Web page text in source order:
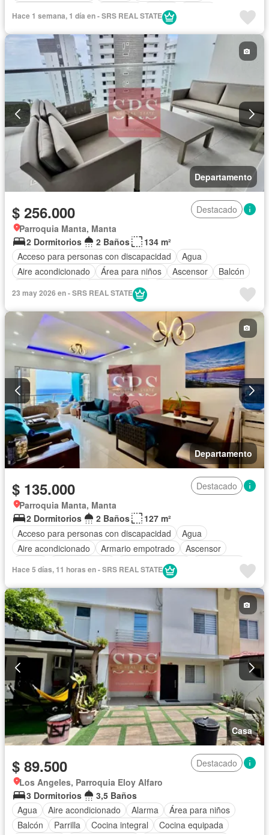
Balcón
Cocina equipada
Electricidad
Estacionamiento
Gimnasio
Garita de guardianía
Internet Jacuzzi
Patio
Piscina
Conserje Seguridad
Terraza
Vista panorámica
Wifi Completamente amoblado
Hace 1 semana, 1 día en - SRS REAL STATE
Departamento
$ 256.000
Destacado
Parroquia Manta, Manta
2 Dormitorios
2 Baños
134 m²
Acceso para personas con discapacidad
Agua
Aire acondicionado
Área para niños Ascensor
Balcón
Cocina integral
Electricidad
Estacionamiento
Gimnasio
Garita de guardianía
Internet Jacuzzi Jardín
Piscina
Seguridad
Terraza
Vista panorámica
Completamente amoblado
23 may 2026 en - SRS REAL STATE
Departamento
$ 135.000
Destacado
Parroquia Manta, Manta
2 Dormitorios
2 Baños
127 m²
Acceso para personas con discapacidad
Agua
Aire acondicionado
Armario empotrado
Ascensor
Cocina equipada
Electricidad
Garita de guardianía
Internet
Seguridad
Terraza
Vista panorámica
Wifi Parcialmente amoblado
Hace 5 días, 11 horas en - SRS REAL STATE
Casa
$ 89.500
Destacado
Los Angeles, Parroquia Eloy Alfaro
3 Dormitorios
3,5 Baños
Agua
Aire acondicionado Alarma
Área para niños
Balcón
Parrilla Cocina integral
Cocina equipada